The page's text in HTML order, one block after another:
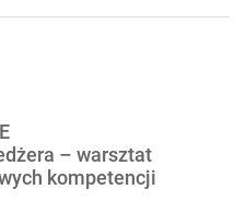
– warsztat
kompetencji